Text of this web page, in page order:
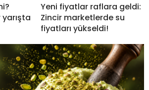
Yeni fiyatlar raflara geldi:
Zincir marketlerde su
fiyatları yükseldi!